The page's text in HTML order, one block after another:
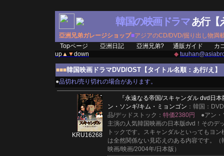
韓国の映画ドラマ あ行【
亞洲兄弟ガレージショップ■アジアのCD/DVD/掘り出し物満
Topページ
亞洲日記 亞洲兄弟? 通販ガイド
カ
up▲ ▼down ◆
■■■韓国映画ドラマDVD/OST【タイトル名順：あ行/え】
●品切れ/売り切れの場合があります。
KRU16268
『永遠なる帝国/スキャンダル dvd日本
ン・ソンギ/キム・ミョンゴン ：韓国：
品/デッドストック： 特価2380円
●アン・
主演の人気韓国映画の日本版dvd！そのデ
トックです。スキャンダルといってもヨン
は全然関係ない見応えのある内容です。（
映画/映画/2004年/日本版）